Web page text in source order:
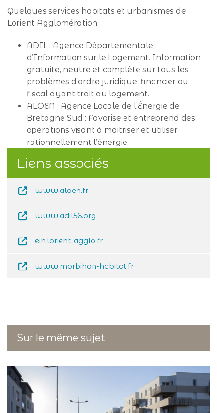
Quelques services habitats et urbanismes de
Lorient Agglomération :
ADIL : Agence Départementale
d’Information sur le Logement. Information
gratuite, neutre et complète sur tous les
problèmes d’ordre juridique, financier ou
fiscal ayant trait au logement.
ALOEN : Agence Locale de l’Énergie de
Bretagne Sud : Favorise et entreprend des
opérations visant à maitriser et utiliser
rationnellement l’énergie.
Liens associés
www.aloen.fr
www.adil56.org
eih.lorient-agglo.fr
www.morbihan-habitat.fr
Sur le même sujet